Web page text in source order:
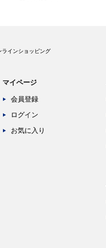
ラインショッピング
マイページ
会員登録
ログイン
お気に入り